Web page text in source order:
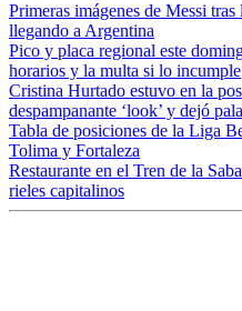
Primeras imágenes de Messi
llegando a Argentina
Pico y placa regional este
horarios y la multa si lo incumple
Cristina Hurtado estuvo en la
despampanante ‘look’ y dejó
Tabla de posiciones de la Liga
Tolima y Fortaleza
Restaurante en el Tren de la
rieles capitalinos